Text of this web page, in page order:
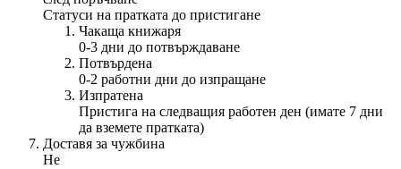
Статуси на пратката до пристигане
Чакаща книжаря
0-3 дни до потвърждаване
Потвърдена
0-2 работни дни до изпращане
Изпратена
Пристига на следващия работен ден (имате 7 дни
да вземете пратката)
Доставя за чужбина
Не